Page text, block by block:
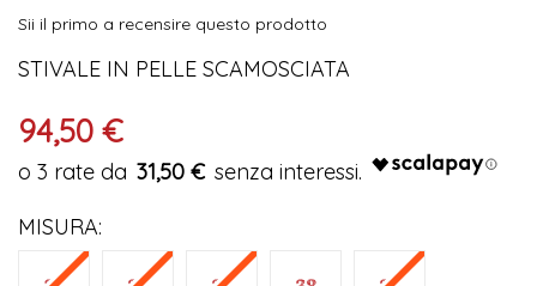
immagini
Sii il primo a recensire questo prodotto
STIVALE IN PELLE SCAMOSCIATA
94,50 €
31,50 €
MISURA